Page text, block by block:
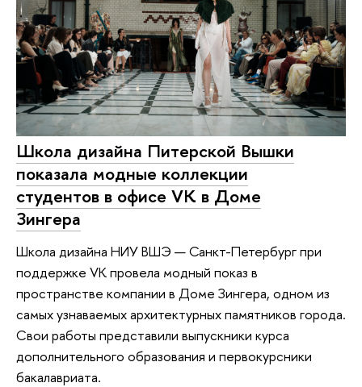
Школа дизайна Питерской Вышки
показала модные коллекции
студентов в офисе VK в Доме
Зингера
Школа дизайна НИУ ВШЭ — Санкт-Петербург при
поддержке VK провела модный показ в
пространстве компании в Доме Зингера, одном из
самых узнаваемых архитектурных памятников города.
Свои работы представили выпускники курса
дополнительного образования и первокурсники
бакалавриата.